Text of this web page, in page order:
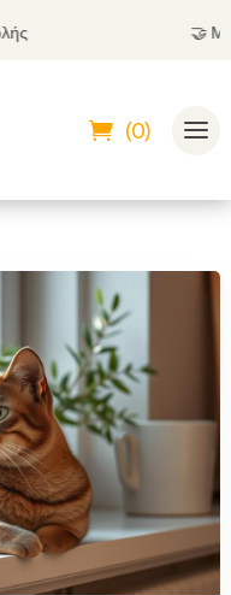
(0)